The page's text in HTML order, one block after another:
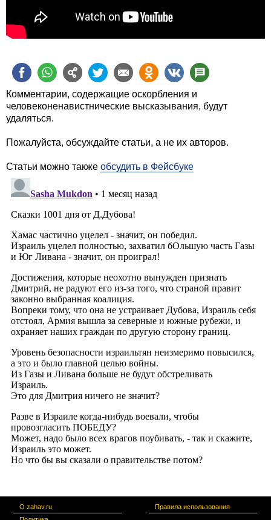
Комментарии, содержащие оскорбления и
человеконенавистнические высказывания, будут
удаляться.
Пожалуйста, обсуждайте статьи, а не их авторов.
Статьи можно также обсудить в Фейсбуке
О zahav.ru
Правила использования